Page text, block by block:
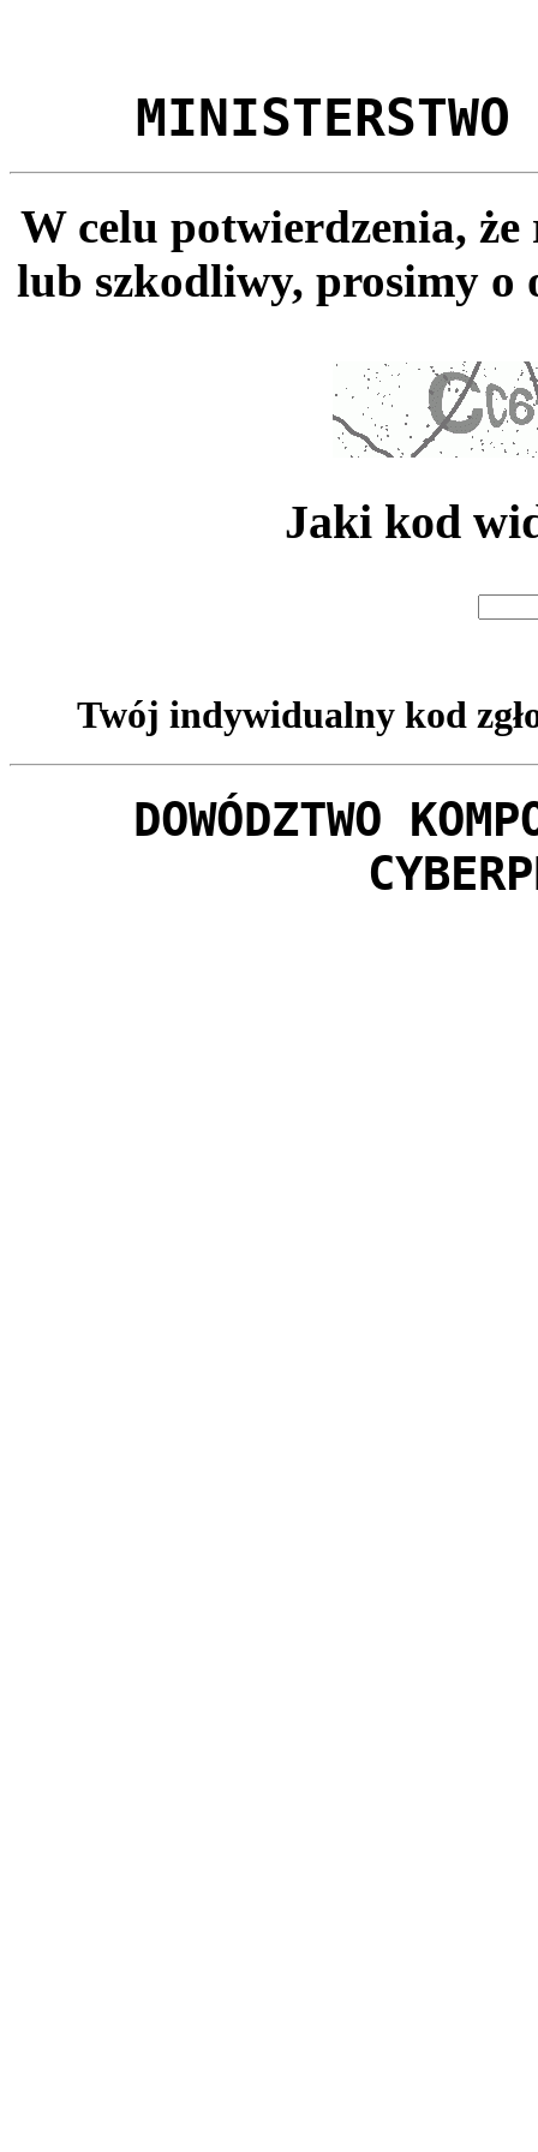
MINISTERSTWO
W celu potwierdzenia,
lub szkodliwy, prosimy o
Jaki kod
Twój indywidualny kod
DOWÓDZTWO